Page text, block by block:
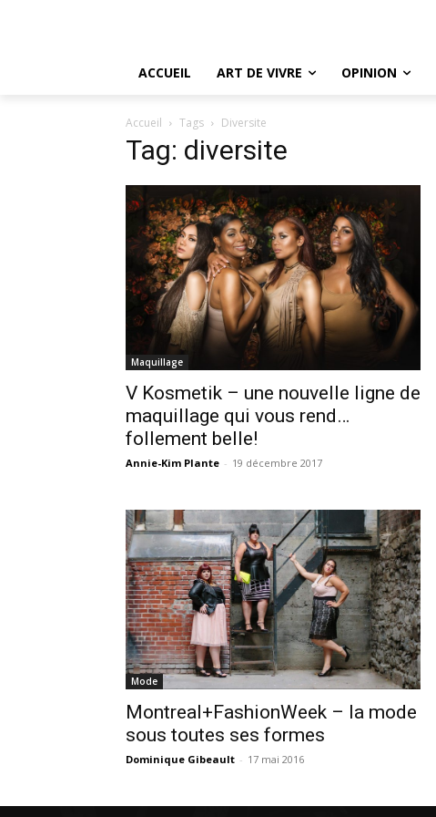
ACCUEIL ART DE VIVRE OPINION
Accueil Tags Diversite
Tag: diversite
Maquillage
V Kosmetik – une nouvelle ligne de
maquillage qui vous rend…
follement belle!
Annie-Kim Plante - 19 décembre 2017
Mode
Montreal+FashionWeek – la mode
sous toutes ses formes
Dominique Gibeault - 17 mai 2016